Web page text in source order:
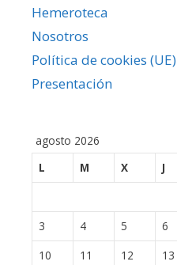
Hemeroteca
Nosotros
Política de cookies (UE)
Presentación
agosto 2026
L
M X J
3
4 5 6
10
11 12 13